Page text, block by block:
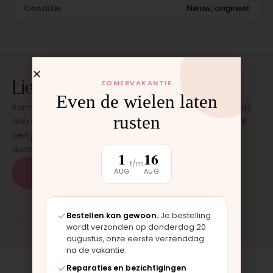
Conditie Nieuw, origineel
Liever laten plaatsen?
Kom langs in onze werkplaats in Moordrecht (bij Gouda),
dan monteren wij het onderdeel direct voor je. Meestal
ben je binnen 15 tot 20 minuten weer buiten. Op
donderdag en zaterdag, op afspraak.
Plan een afspraak
App: 06 - 2862 1330
ZOMERVAKANTIE
Even de wielen laten
rusten
1
AUG
t/m16
AUG
Bestellen kan gewoon. Je bestelling
wordt verzonden op donderdag 20
augustus, onze eerste verzenddag
na de vakantie.
Reparaties en bezichtigingen